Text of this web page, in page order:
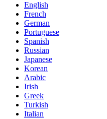
English
French
German
Portuguese
Spanish
Russian
Japanese
Korean
Arabic
Irish
Greek
Turkish
Italian